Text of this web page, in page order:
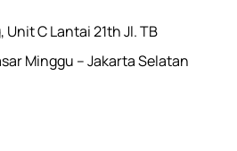
Unit C Lantai 21th Jl. TB
Minggu – Jakarta Selatan